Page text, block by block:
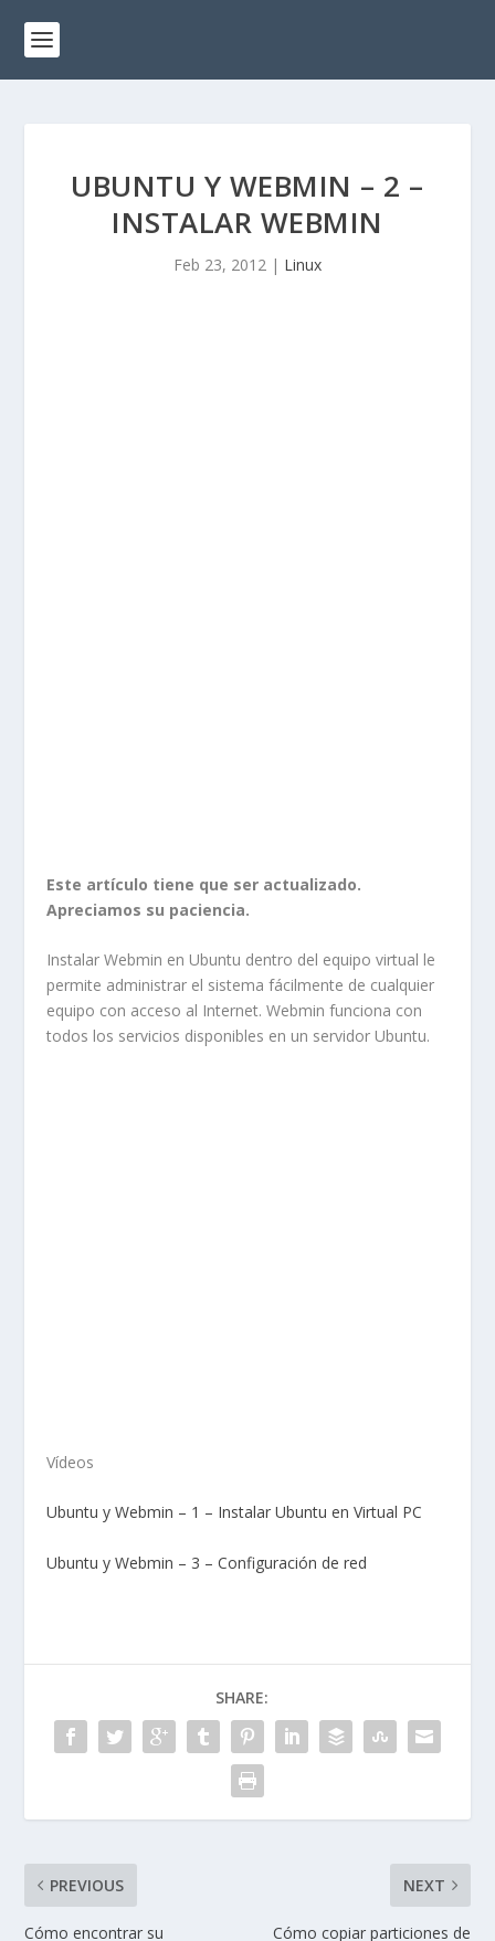
UBUNTU Y WEBMIN – 2 –
INSTALAR WEBMIN
Feb 23, 2012 | Linux
Este artículo tiene que ser actualizado.
Apreciamos su paciencia.
Instalar Webmin en Ubuntu dentro del equipo virtual le
permite administrar el sistema fácilmente de cualquier
equipo con acceso al Internet. Webmin funciona con
todos los servicios disponibles en un servidor Ubuntu.
Vídeos
Ubuntu y Webmin – 1 – Instalar Ubuntu enVirtual PC
Ubuntu y Webmin – 3 – Configuración de red
SHARE:
PREVIOUS
Cómo encontrar su
NEXT
Cómo copiar particiones de